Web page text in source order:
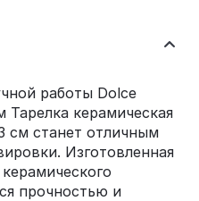
работы Dolce
Тарелка керамическая
см станет отличным
Изготовленная
прочностью и